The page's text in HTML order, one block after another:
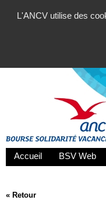
L'ANCV utilise des
Accueil BSV Web
« Retour